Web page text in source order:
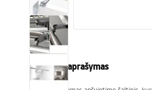
Virtuvė
Produkto aprašymas